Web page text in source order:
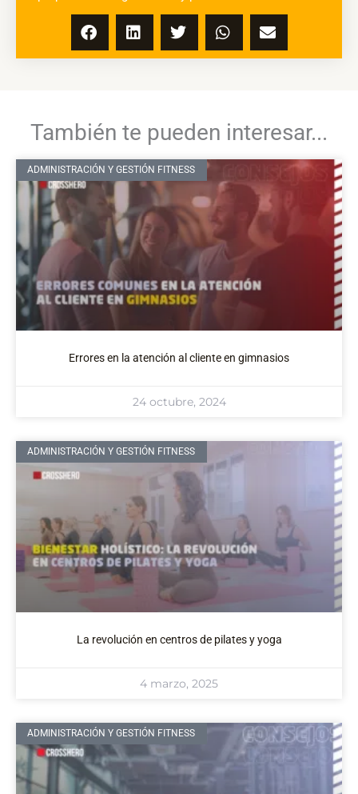
También te pueden interesar...
ADMINISTRACIÓN Y GESTIÓN FITNESS
Errores en la atención al cliente en gimnasios
24 octubre, 2024
ADMINISTRACIÓN Y GESTIÓN FITNESS
La revolución en centros de pilates y yoga
4 marzo, 2025
ADMINISTRACIÓN Y GESTIÓN FITNESS